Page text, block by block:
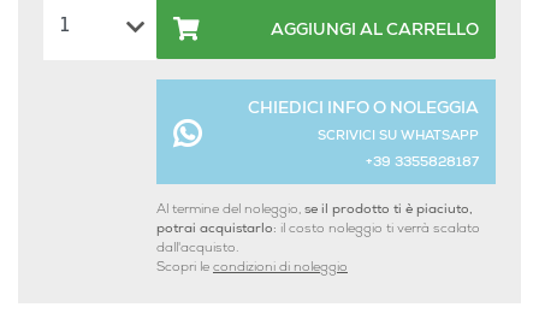
AGGIUNGI AL CARRELLO
CHIEDICI INFO O NOLEGGIA
SCRIVICI SU WHATSAPP
+39 3355828187
Al termine del noleggio, se il prodotto ti è piaciuto,
potrai acquistarlo: il costo noleggio ti verrà scalato
dall'acquisto.
Scopri le condizioni di noleggio